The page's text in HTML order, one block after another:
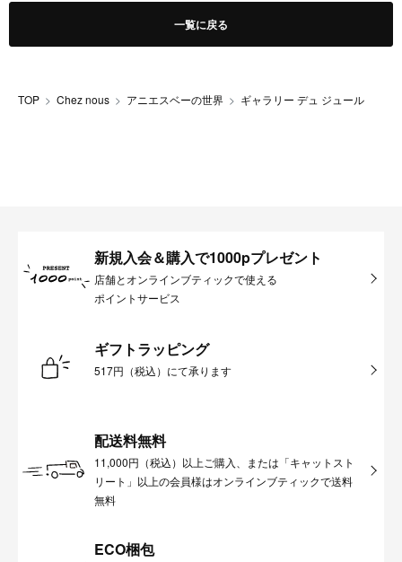
一覧に戻る
TOP Chez nous アニエスベーの世界 ギャラリー デュ ジュール
新規入会＆購入で1000pプレゼント
店舗とオンラインブティックで使える
ポイントサービス
ギフトラッピング
517円（税込）にて承ります
配送料無料
11,000円（税込）以上ご購入、または「キャットスト
リート」以上の会員様はオンラインブティックで送料
無料
ECO梱包